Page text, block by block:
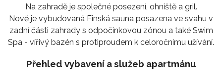
Na zahradě je společné posezení, ohniště a gril.
Nově je vybudovaná Finská sauna posazena ve svahu v
zadní části zahrady s odpočinkovou zónou a také Swim
Spa - vířivý bazén s protiproudem k celoročnímu užívání.
Přehled vybavení a služeb apartmánu